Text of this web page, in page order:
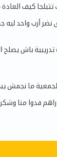
ما نجمش